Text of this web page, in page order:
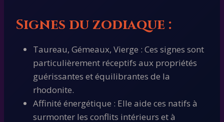
Signes du zodiaque :
Taureau, Gémeaux, Vierge : Ces signes sont
particulièrement réceptifs aux propriétés
guérissantes et équilibrantes de la
rhodonite.
Affinité énergétique : Elle aide ces natifs à
surmonter les conflits intérieurs et à